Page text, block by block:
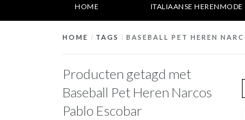
HOME ITALIAANSE HERENMODE
HOME / TAGS / BASEBALL PET HEREN
Producten getagd met
Baseball Pet Heren Narcos
Pablo Escobar